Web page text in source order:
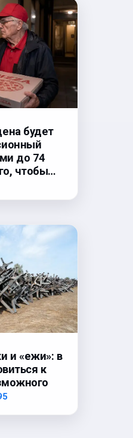
будет
до 74
чтобы…
и «ежи»: в
к